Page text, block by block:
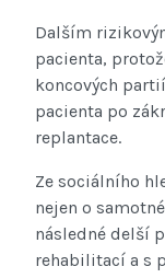
Dalším
pacienta,
koncových
pacienta po
replantace.
Ze sociálního
nejen o
následné delší
rehabilitací a s